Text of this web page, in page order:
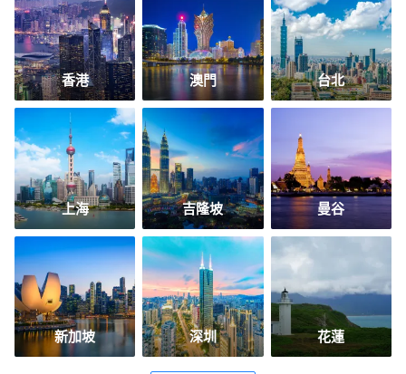
香港 澳門 台北
上海 吉隆坡 曼谷
新加坡 深圳 花蓮